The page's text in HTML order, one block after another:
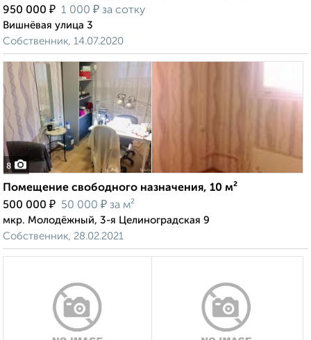
950 000 ₽ 1 000 ₽ за сотку
Вишнёвая улица 3
Собственник, 14.07.2020
8
Помещение свободного назначения, 10 м²
500 000 ₽ 50 000 ₽ за м²
мкр. Молодёжный, 3-я Целиноградская 9
Собственник, 28.02.2021